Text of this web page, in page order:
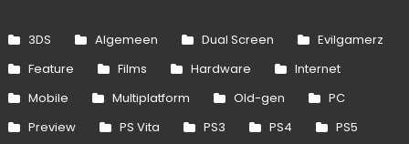
3DS Algemeen Dual Screen
Evilgamerz
Feature
Films Hardware
Internet
Mobile
Multiplatform Old-gen
PC
Preview
PS Vita PS3 PS4
PS5